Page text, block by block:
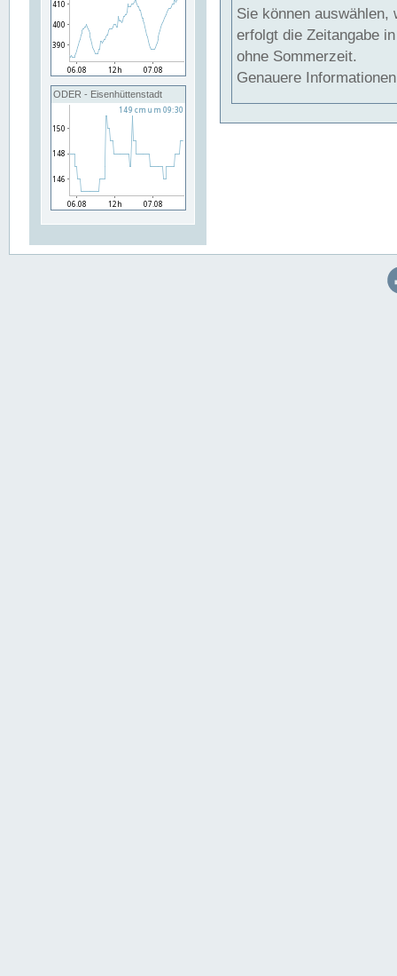
ODER - Eisenhüttenstadt
Sie können auswählen,
erfolgt die Zeitangabe
ohne Sommerzeit.
Genauere